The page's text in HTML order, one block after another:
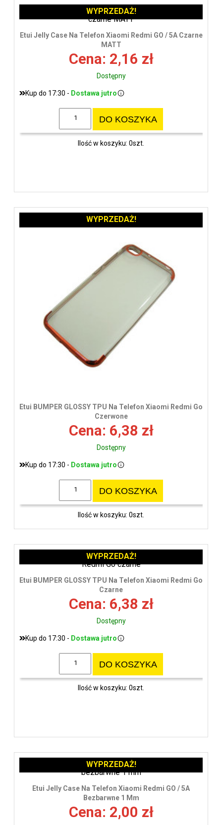
Etui Jelly Case Na Telefon Xiaomi Redmi GO / 5A Czarne
MATT
Cena: 2,16 zł
Dostępny
Kup do 17:30 - Dostawa jutro
DO KOSZYKA
Ilość w koszyku: 0szt.
WYPRZEDAŻ!
Etui BUMPER GLOSSY TPU Na Telefon Xiaomi Redmi Go
Czerwone
Cena: 6,38 zł
Dostępny
Kup do 17:30 - Dostawa jutro
DO KOSZYKA
Ilość w koszyku: 0szt.
WYPRZEDAŻ!
Etui BUMPER GLOSSY TPU Na Telefon Xiaomi Redmi Go
Czarne
Cena: 6,38 zł
Dostępny
Kup do 17:30 - Dostawa jutro
DO KOSZYKA
Ilość w koszyku: 0szt.
WYPRZEDAŻ!
Etui Jelly Case Na Telefon Xiaomi Redmi GO / 5A
Bezbarwne 1 Mm
Cena: 2,00 zł
WYPRZEDAŻ!